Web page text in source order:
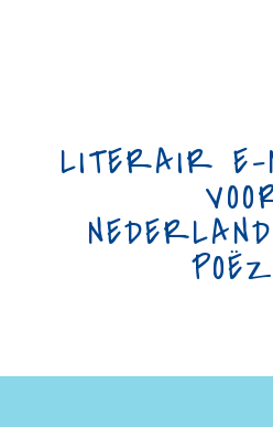
LITERAIR E-